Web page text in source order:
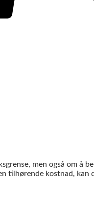
men også om å
tilhørende kostnad, kan